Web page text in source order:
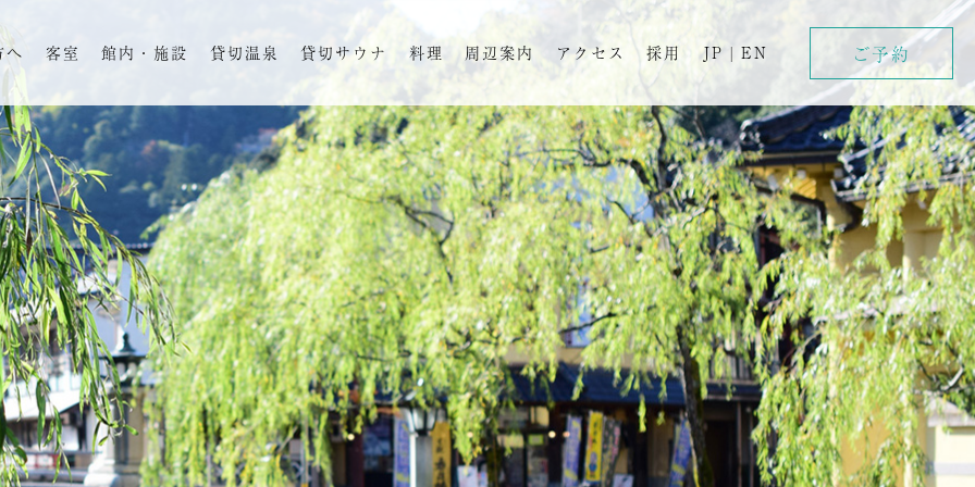
へ 客室 館内・施設 貸切温泉 貸切サウナ 料理 周辺案内 アクセス 採用 JP | EN ご予約